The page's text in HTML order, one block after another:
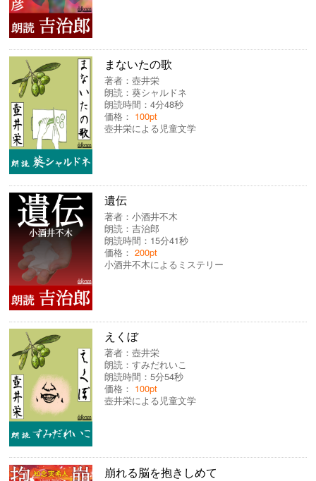
まないたの歌
著者：壺井栄
朗読：葵シャルドネ
朗読時間：4分48秒
価格： 100pt
壺井栄による児童文学
遺伝
著者：小酒井不木
朗読：吉治郎
朗読時間：15分41秒
価格：200pt
小酒井不木によるミステリー
えくぼ
著者：壺井栄
朗読：すみだれいこ
朗読時間：5分54秒
価格： 100pt
壺井栄による児童文学
崩れる脳を抱きしめて